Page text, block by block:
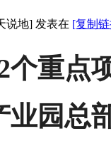
说地] 发表在 [复制
个重点
园总